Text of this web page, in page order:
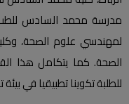
مدرسة محمد السادس للطب
لمهندسي علوم الصحة،
الصحة. كما يتكامل هذا
للطلبة تكوينا تطبيقيا في